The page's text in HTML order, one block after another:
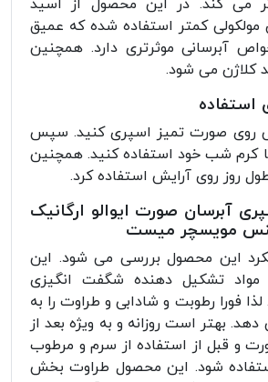
می کند. در این محصول از اسید
مولکولی کمتر استفاده شده که عمیق
آبرسانی موثرتری دارد. همچنین
کلاژن می شود.
استفاده
روی صورت تمیز اسپری کنید. سپس
کرم شب خود استفاده کنید. همچنین
روز روی آرایش استفاده کرد.
آبرسان صورت ایوالو ارگانیک
مویسچر میست
این محصول بررسی می شود. این
تشکیل دهنده شگفت انگیزی
فورا رطوبت و شادابی و طراوت را به
بهتر است روزانه و به ویژه بعد از
و قبل از استفاده از سرم و مرطوب
شود. این محصول طراوت بخش